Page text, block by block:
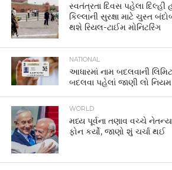
સ્વતંત્રતા દિવસ પહેલા દિલ્હી
કિલ્લાની સુરક્ષા માટે ચુસ્ત
થશે રિયલ-ટાઈમ મોનિટરિંગ
NATIONAL
આધારમાં નામ બદલવાની
બદલવા પહેલાં જાણી લો નિયમ
WORLD
મધ્ય પૂર્વના તણાવ વચ્ચે
ફોન કર્યો, જાણો શું ચર્ચા થઈ